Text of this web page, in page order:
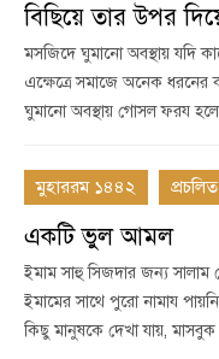
বিছিয়ে তার উপর
মসজিদে ঘুমানো অবস্থায় যদি
এক্ষেত্রে সমাজে অনেক
ঘুমানো অবস্থায় গোসল ফরয
মুহাররম ১৪৪২
একটি ভুল আমল
ইমাম সাহু সিজদার জন্য সালাম
ইমামের সাথে পুরো নামায
কিছু মানুষকে দেখা যায়,